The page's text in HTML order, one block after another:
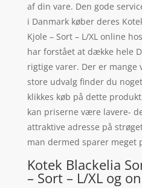
af din vare. Den gode
i Danmark køber deres
Kjole – Sort – L/XL online
har forstået at dække hele
rigtige varer. Der er mange
store udvalg finder du
klikkes køb på dette
kan priserne være lavere-
attraktive adresse på
man dermed sparer meget
Kotek Blackelia
– Sort – L/XL og